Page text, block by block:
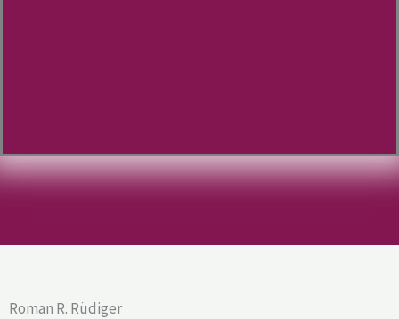
Roman R. Rüdiger